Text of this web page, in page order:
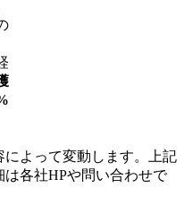
よって変動します。上記
各社HPや問い合わせで